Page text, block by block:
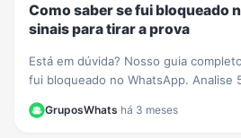
Como saber se fui bloqueado
sinais para tirar a prova
Está em dúvida? Nosso guia
fui bloqueado no WhatsApp. Analise
descubra o método definitivo para
GruposWhats·há 3 meses